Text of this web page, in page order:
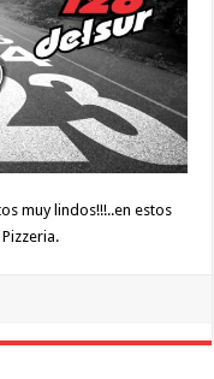
muy lindos!!!..en estos